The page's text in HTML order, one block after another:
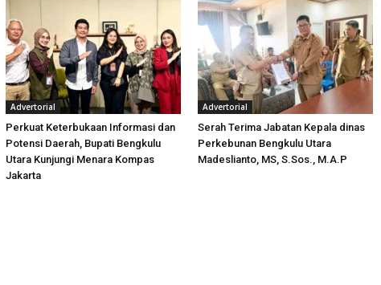
Advertorial
Perkuat Keterbukaan Informasi dan
Potensi Daerah, Bupati Bengkulu
Utara Kunjungi Menara Kompas
Jakarta
Advertorial
Serah Terima Jabatan Kepala dinas
Perkebunan Bengkulu Utara
Madeslianto, MS, S.Sos., M.A.P